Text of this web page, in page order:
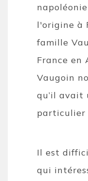
l'origine à
famille
France en
Vaugoin
qu’il avait
particulier
Il est
qui